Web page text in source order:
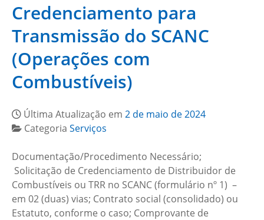
Credenciamento para
Transmissão do SCANC
(Operações com
Combustíveis)
Última Atualização em 2 de maio de 2024
Categoria Serviços
Documentação/Procedimento Necessário;
Solicitação de Credenciamento de Distribuidor de
Combustíveis ou TRR no SCANC (formulário nº 1) –
em 02 (duas) vias; Contrato social (consolidado) ou
Estatuto, conforme o caso; Comprovante de